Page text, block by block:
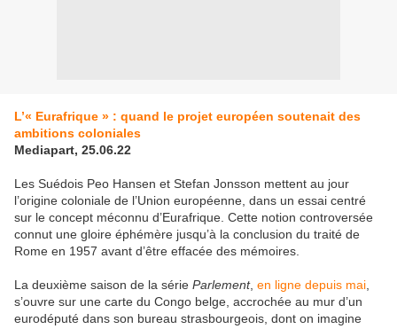
L’« Eurafrique » : quand le projet européen soutenait des
ambitions coloniales
Mediapart, 25.06.22
Les Suédois Peo Hansen et Stefan Jonsson mettent au jour
l’origine coloniale de l’Union européenne, dans un essai centré
sur le concept méconnu d’Eurafrique. Cette notion controversée
connut une gloire éphémère jusqu’à la conclusion du traité de
Rome en 1957 avant d’être effacée des mémoires.
La deuxième saison de la série Parlement, en ligne depuis mai
s’ouvre sur une carte du Congo belge, accrochée au mur d’un
eurodéputé dans son bureau strasbourgeois, dont on imagine